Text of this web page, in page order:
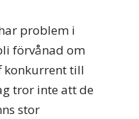
problem i
förvånad om
konkurrent till
tror inte att de
stor